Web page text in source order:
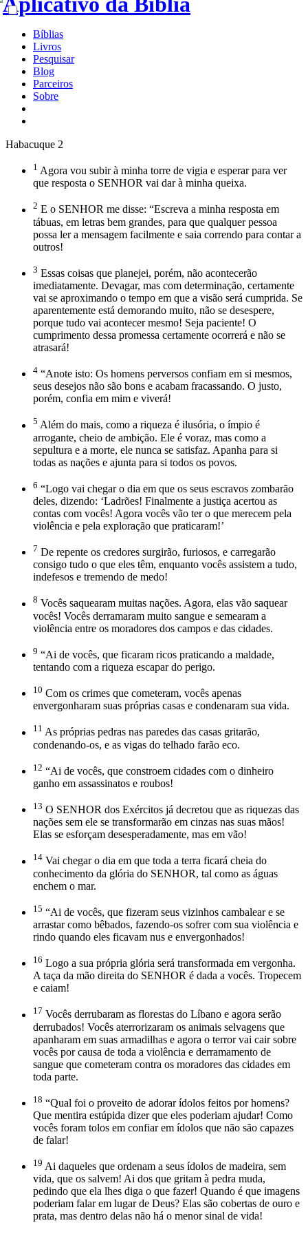
Bíblias
Livros
Pesquisar
Blog
Parceiros
Sobre
Habacuque 2
1 Agora vou subir à minha torre de vigia e esperar para ver
que resposta o SENHOR vai dar à minha queixa.
2 E o SENHOR me disse: “Escreva a minha resposta em
tábuas, em letras bem grandes, para que qualquer pessoa
possa ler a mensagem facilmente e saia correndo para contar a
outros!
3 Essas coisas que planejei, porém, não acontecerão
imediatamente. Devagar, mas com determinação, certamente
vai se aproximando o tempo em que a visão será cumprida. Se
aparentemente está demorando muito, não se desespere,
porque tudo vai acontecer mesmo! Seja paciente! O
cumprimento dessa promessa certamente ocorrerá e não se
atrasará!
4 “Anote isto: Os homens perversos confiam em si mesmos,
seus desejos não são bons e acabam fracassando. O justo,
porém, confia em mim e viverá!
5 Além do mais, como a riqueza é ilusória, o ímpio é
arrogante, cheio de ambição. Ele é voraz, mas como a
sepultura e a morte, ele nunca se satisfaz. Apanha para si
todas as nações e ajunta para si todos os povos.
6 “Logo vai chegar o dia em que os seus escravos zombarão
deles, dizendo: ‘Ladrões! Finalmente a justiça acertou as
contas com vocês! Agora vocês vão ter o que merecem pela
violência e pela exploração que praticaram!’
7 De repente os credores surgirão, furiosos, e carregarão
consigo tudo o que eles têm, enquanto vocês assistem a tudo,
indefesos e tremendo de medo!
8 Vocês saquearam muitas nações. Agora, elas vão saquear
vocês! Vocês derramaram muito sangue e semearam a
violência entre os moradores dos campos e das cidades.
9 “Ai de vocês, que ficaram ricos praticando a maldade,
tentando com a riqueza escapar do perigo.
10 Com os crimes que cometeram, vocês apenas
envergonharam suas próprias casas e condenaram sua vida.
11 As próprias pedras nas paredes das casas gritarão,
condenando-os, e as vigas do telhado farão eco.
12 “Ai de vocês, que constroem cidades com o dinheiro
ganho em assassinatos e roubos!
13 O SENHOR dos Exércitos já decretou que as riquezas das
nações sem ele se transformarão em cinzas nas suas mãos!
Elas se esforçam desesperadamente, mas em vão!
14 Vai chegar o dia em que toda a terra ficará cheia do
conhecimento da glória do SENHOR, tal como as águas
enchem o mar.
15 “Ai de vocês, que fizeram seus vizinhos cambalear e se
arrastar como bêbados, fazendo-os sofrer com sua violência e
rindo quando eles ficavam nus e envergonhados!
16 Logo a sua própria glória será transformada em vergonha.
A taça da mão direita do SENHOR é dada a vocês. Tropecem
e caiam!
17 Vocês derrubaram as florestas do Líbano e agora serão
derrubados! Vocês aterrorizaram os animais selvagens que
apanharam em suas armadilhas e agora o terror vai cair sobre
vocês por causa de toda a violência e derramamento de
sangue que cometeram contra os moradores das cidades em
toda parte.
18 “Qual foi o proveito de adorar ídolos feitos por homens?
Que mentira estúpida dizer que eles poderiam ajudar! Como
vocês foram tolos em confiar em ídolos que não são capazes
de falar!
19 Ai daqueles que ordenam a seus ídolos de madeira, sem
vida, que os salvem! Ai dos que gritam à pedra muda,
pedindo que ela lhes diga o que fazer! Quando é que imagens
poderiam falar em lugar de Deus? Elas são cobertas de ouro e
prata, mas dentro delas não há o menor sinal de vida!